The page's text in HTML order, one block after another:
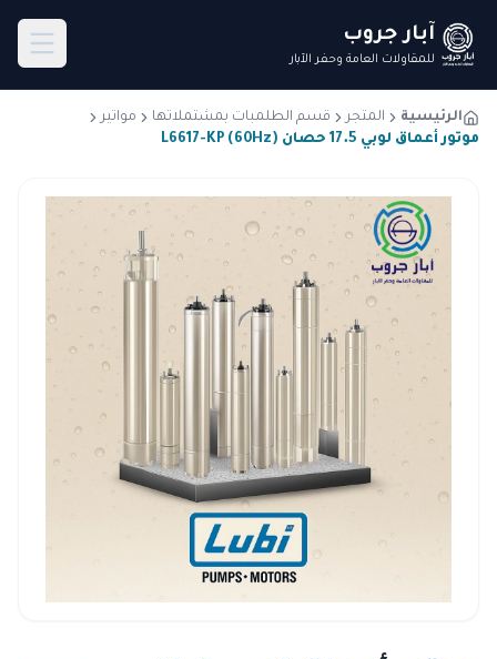
آبار جروب
للمقاولات العامة وحفر الآبار
الرئيسية المتجر قسم الطلمبات بمشتملاتها
مواتير
موتور أعماق لوبي 17.5 حصان L6617-KP (60Hz)